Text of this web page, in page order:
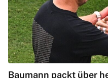
Baumann packt über